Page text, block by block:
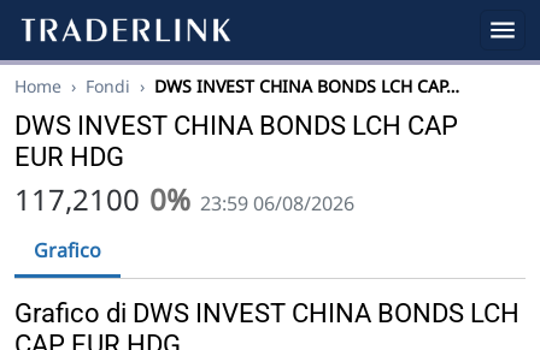
Home › Fondi › DWS INVEST CHINA BONDS LCH CAP…
DWS INVEST CHINA BONDS LCH CAP
EUR HDG
117,2100 0% 23:59 06/08/2026
Grafico
Grafico di DWS INVEST CHINA BONDS LCH